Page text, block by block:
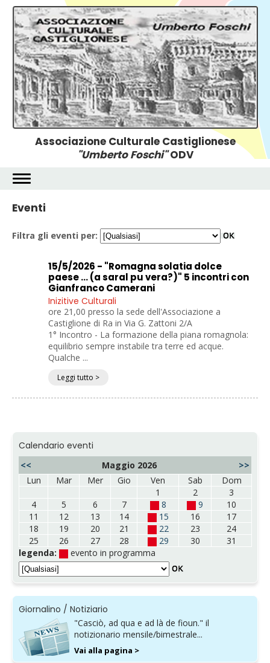
Associazione Culturale Castiglionese
"Umberto Foschi"ODV
Calendario eventi
<< Maggio 2026
>>
Lun
Mar Mer Gio Ven Sab
Dom
1
2
3
4
5 6 7 8 9
10
11
12 13 14 15 16
17
18
19 20 21 22 23
24
25
26 27 28 29 30
31
legenda:
evento in programma
Giornalino / Notiziario
"Casciò, ad qua e ad là de fioun." il
notizionario mensile/bimestrale...
Vai alla pagina >
Eventi
Filtra gli eventi per:
15/5/2026 - "Romagna solatia dolce
paese ... (a saral pu vera?)" 5 incontri con
Gianfranco Camerani
Inizitive Culturali
ore 21,00 presso la sede dell'Associazione a
Castiglione di Ra in Via G. Zattoni 2/A
1° Incontro - La formazione della piana romagnola:
equilibrio sempre instabile tra terre ed acque.
Qualche ...
Leggi tutto >